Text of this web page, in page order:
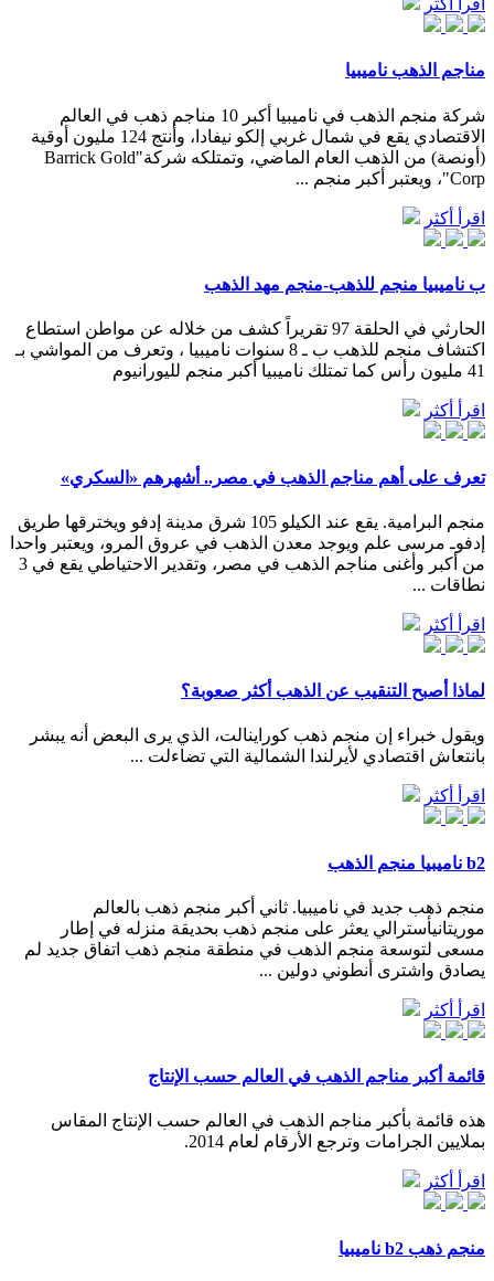
اقرأ أكثر
مناجم الذهب ناميبيا
شركة منجم الذهب في ناميبيا أكبر 10 مناجم ذهب في العالم
الاقتصادي يقع في شمال غربي إلكو نيفادا، وأنتج 124 مليون أوقية
(أونصة) من الذهب العام الماضي، وتمتلكه شركة"Barrick Gold
Corp"، ويعتبر أكبر منجم ...
اقرأ أكثر
ب ناميبيا منجم للذهب-منجم مهد الذهب
الحارثي في الحلقة 97 تقريراً كشف من خلاله عن مواطن استطاع
اكتشاف منجم للذهب ب ـ 8 سنوات ناميبيا ، وتعرف من المواشي بـ
41 مليون رأس كما تمتلك ناميبيا أكبر منجم لليورانيوم
اقرأ أكثر
تعرف على أهم مناجم الذهب في مصر.. أشهرهم «السكري»
منجم البرامية. يقع عند الكيلو 105 شرق مدينة إدفو ويخترقها طريق
إدفوـ مرسى علم ويوجد معدن الذهب في عروق المرو، ويعتبر واحدا
من أكبر وأغنى مناجم الذهب في مصر، وتقدير الاحتياطي يقع في 3
نطاقات ...
اقرأ أكثر
لماذا أصبح التنقيب عن الذهب أكثر صعوبة؟
ويقول خبراء إن منجم ذهب كوراينالت، الذي يرى البعض أنه يبشر
بانتعاش اقتصادي لأيرلندا الشمالية التي تضاءلت ...
اقرأ أكثر
b2 ناميبيا منجم الذهب
منجم ذهب جديد في ناميبيا. ثاني أكبر منجم ذهب بالعالم
موريتانيأسترالي يعثر على منجم ذهب بحديقة منزله في إطار
مسعى لتوسعة منجم الذهب في منطقة منجم ذهب اتفاق جديد لم
يصادق واشترى أنطوني دولين ...
اقرأ أكثر
قائمة أكبر مناجم الذهب في العالم حسب الإنتاج
هذه قائمة بأكبر مناجم الذهب في العالم حسب الإنتاج المقاس
بملايين الجرامات وترجع الأرقام لعام 2014.
اقرأ أكثر
منجم ذهب b2 ناميبيا